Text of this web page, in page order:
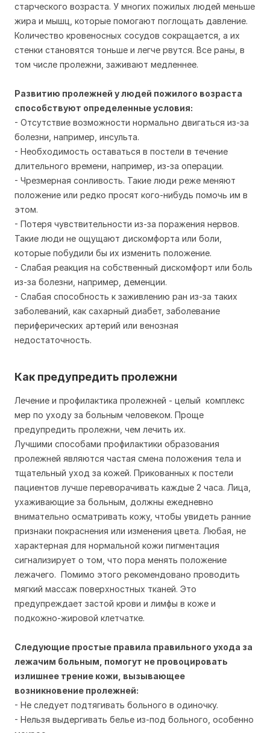
старческого возраста. У многих пожилых людей меньше
жира и мышц, которые помогают поглощать давление.
Количество кровеносных сосудов сокращается, а их
стенки становятся тоньше и легче рвутся. Все раны, в
том числе пролежни, заживают медленнее.
Развитию пролежней у людей пожилого возраста
способствуют определенные условия:
- Отсутствие возможности нормально двигаться из-за
болезни, например, инсульта.
- Необходимость оставаться в постели в течение
длительного времени, например, из-за операции.
- Чрезмерная сонливость. Такие люди реже меняют
положение или редко просят кого-нибудь помочь им в
этом.
- Потеря чувствительности из-за поражения нервов.
Такие люди не ощущают дискомфорта или боли,
которые побудили бы их изменить положение.
- Слабая реакция на собственный дискомфорт или боль
из-за болезни, например, деменции.
- Слабая способность к заживлению ран из-за таких
заболеваний, как сахарный диабет, заболевание
периферических артерий или венозная
недостаточность.
Как предупредить пролежни
Лечение и профилактика пролежней - целый комплекс
мер по уходу за больным человеком. Проще
предупредить пролежни, чем лечить их.
Лучшими способами профилактики образования
пролежней являются частая смена положения тела и
тщательный уход за кожей. Прикованных к постели
пациентов лучше переворачивать каждые 2 часа. Лица,
ухаживающие за больным, должны ежедневно
внимательно осматривать кожу, чтобы увидеть ранние
признаки покраснения или изменения цвета. Любая, не
характерная для нормальной кожи пигментация
сигнализирует о том, что пора менять положение
лежачего. Помимо этого рекомендовано проводить
мягкий массаж поверхностных тканей. Это
предупреждает застой крови и лимфы в коже и
подкожно-жировой клетчатке.
Следующие простые правила правильного ухода за
лежачим больным, помогут не провоцировать
излишнее трение кожи, вызывающее
возникновение пролежней:
- Не следует подтягивать больного в одиночку.
- Нельзя выдергивать белье из-под больного, особенно